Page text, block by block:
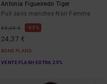
Antonia Figueiredo Tiger
Pull sans manches Noir Femme
65,00 € 63%
24,37 €
BONS PLANS
VENTE FLASH EXTRA 25%